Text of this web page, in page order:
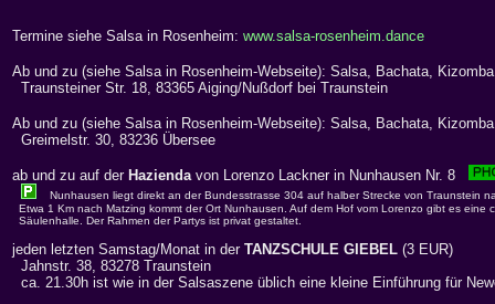
Termine siehe Salsa in Rosenheim: www.salsa-rosenheim.dance
Ab und zu (siehe Salsa in Rosenheim-Webseite): Salsa, Bachata,
Traunsteiner Str. 18, 83365 Aiging/Nußdorf bei Traunstein
Ab und zu (siehe Salsa in Rosenheim-Webseite): Salsa, Bachata,
Greimelstr. 30, 83236 Übersee
ab und zu auf der Haziendavon Lorenzo Lackner in Nunhausen Nr. 8
Nunhausen liegt direkt an der Bundesstrasse 304 auf halber Strecke von Traunstein
Etwa 1 Km nach Matzing kommt der Ort Nunhausen. Auf dem Hof vom Lorenzo gibt es eine
Säulenhalle. Der Rahmen der Partys ist privat gestaltet.
jeden letzten Samstag/Monat in der TANZSCHULE GIEBEL (3 EUR)
Jahnstr. 38, 83278 Traunstein
ca. 21.30h ist wie in der Salsaszene üblich eine kleine Einführung für